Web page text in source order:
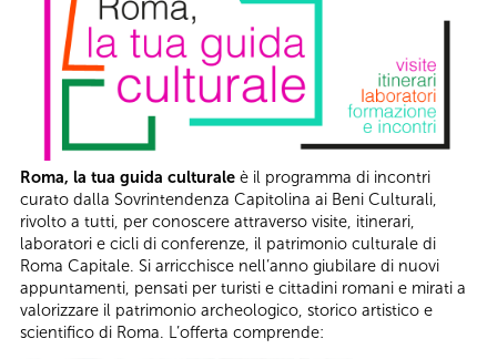
Roma, la tua guida culturale è il programma di incontri
curato dalla Sovrintendenza Capitolina ai Beni Culturali,
rivolto a tutti, per conoscere attraverso visite, itinerari,
laboratori e cicli di conferenze, il patrimonio culturale di
Roma Capitale. Si arricchisce nell’anno giubilare di nuovi
appuntamenti, pensati per turisti e cittadini romani e mirati a
valorizzare il patrimonio archeologico, storico artistico e
scientifico di Roma. L’offerta comprende: